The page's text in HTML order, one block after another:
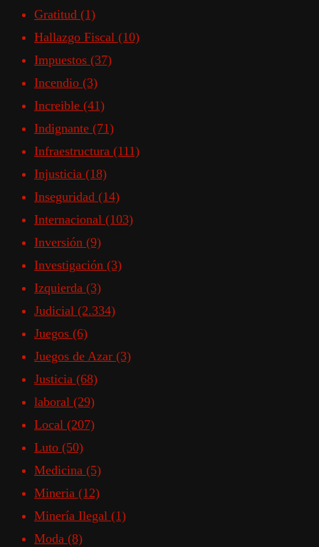
Gratitud (1)
Hallazgo Fiscal (10)
Impuestos (37)
Incendio (3)
Increible (41)
Indignante (71)
Infraestructura (111)
Injusticia (18)
Inseguridad (14)
Internacional (103)
Inversión (9)
Investigación (3)
Izquierda (3)
Judicial (2.334)
Juegos (6)
Juegos de Azar (3)
Justicia (68)
laboral (29)
Local (207)
Luto (50)
Medicina (5)
Mineria (12)
Minería Ilegal (1)
Moda (8)